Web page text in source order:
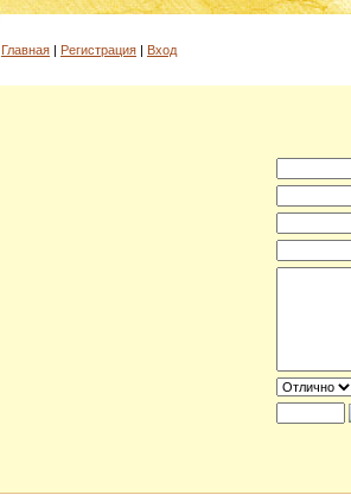
Главная | Регистрация | Вход